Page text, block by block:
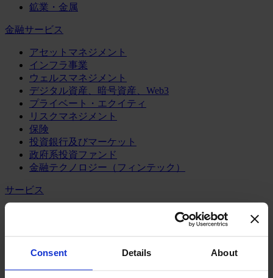
Consent Details About
鉱業・金属
金融サービス
アセットマネジメント
インフラ事業
ウェルスマネジメント
デジタル資産、暗号資産、Web3
プライベート・エクイティ
リスクマネジメント
保険
投資銀行及びマーケット
政府系投資ファンド
金融テクノロジー（フィンテック）
サービス
ホスピタリティ、旅行・レジャー
不動産